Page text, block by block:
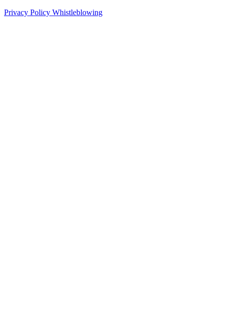
Privacy Policy Whistleblowing